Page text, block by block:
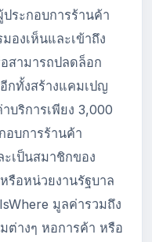
ระกอบการร้านค้า
องเห็นและเข้าถึง
สามารถปลดล็อก
กทั้งสร้างแคมเปญ
บริการเพียง 3,000
อบการร้านค้า
เป็นสมาชิกของ
รือหน่วยงานรัฐบาล
มูลค่ารวมถึง
ต่างๆ หอการค้า หรือ